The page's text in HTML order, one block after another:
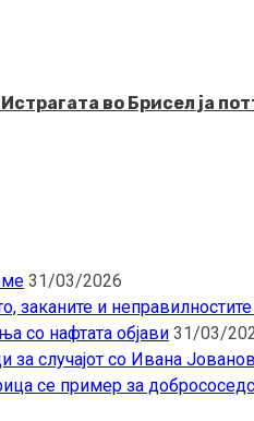
во Брисел ја
31/03/2026
заканите и
со нафтата објави 31/03/
за случајот со Ивана
се пример за